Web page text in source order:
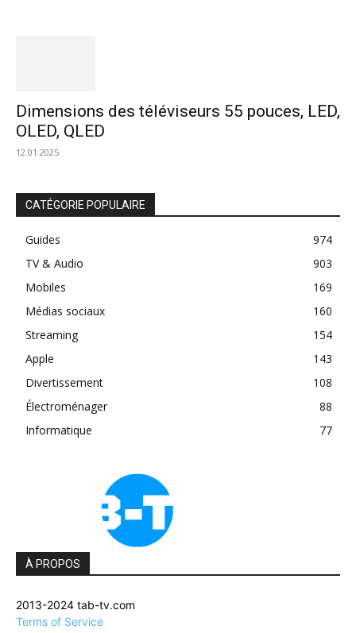
Dimensions des téléviseurs 55 pouces, LED,
OLED, QLED
12.01.2025
CATÉGORIE POPULAIRE
Guides
974
TV & Audio
903
Mobiles
169
Médias sociaux
160
Streaming
154
Apple
143
Divertissement
108
Électroménager
88
Informatique
77
À PROPOS
2013-2024 tab-tv.com
Terms of Service